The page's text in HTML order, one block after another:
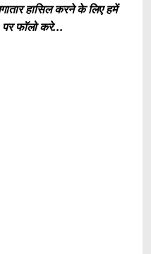
हासिल करने के लिए हमें
पर फॉलो करे...